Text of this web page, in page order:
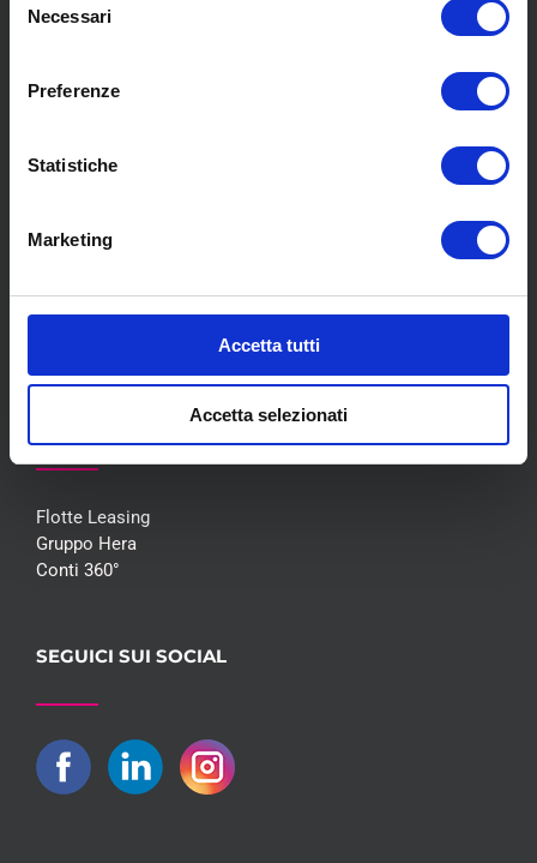
delNecessari
Preferenze
Statistiche
Marketing
Accetta tutti
Accetta selezionati
Chi siamo
Meccanica
Blog
COLLABORAZIONI
Flotte Leasing
Gruppo Hera
Conti 360°
SEGUICI SUI SOCIAL